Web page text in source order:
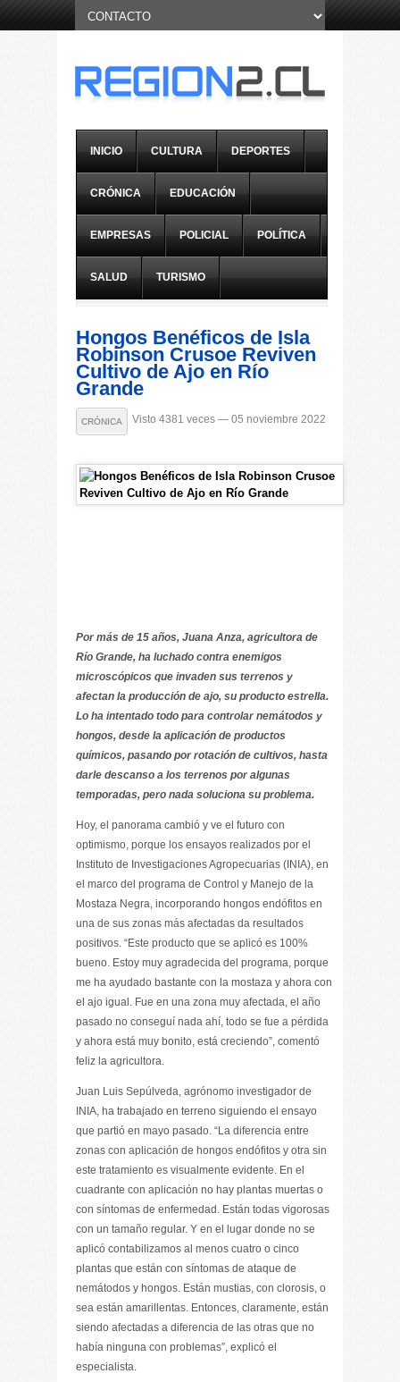
INICIO CULTURA DEPORTES
CRÓNICA EDUCACIÓN
EMPRESAS POLICIAL POLÍTICA
SALUD TURISMO
Hongos Benéficos de Isla
Robinson Crusoe Reviven
Cultivo de Ajo en Río
Grande
CRÓNICA Visto 4381 veces — 05 noviembre 2022
Por más de 15 años, Juana Anza, agricultora de
Río Grande, ha luchado contra enemigos
microscópicos que invaden sus terrenos y
afectan la producción de ajo, su producto estrella.
Lo ha intentado todo para controlar nemátodos y
hongos, desde la aplicación de productos
químicos, pasando por rotación de cultivos, hasta
darle descanso a los terrenos por algunas
temporadas, pero nada soluciona su problema.
Hoy, el panorama cambió y ve el futuro con
optimismo, porque los ensayos realizados por el
Instituto de Investigaciones Agropecuarias (INIA), en
el marco del programa de Control y Manejo de la
Mostaza Negra, incorporando hongos endófitos en
una de sus zonas más afectadas da resultados
positivos. “Este producto que se aplicó es 100%
bueno. Estoy muy agradecida del programa, porque
me ha ayudado bastante con la mostaza y ahora con
el ajo igual. Fue en una zona muy afectada, el año
pasado no conseguí nada ahí, todo se fue a pérdida
y ahora está muy bonito, está creciendo”, comentó
feliz la agricultora.
Juan Luis Sepúlveda, agrónomo investigador de
INIA, ha trabajado en terreno siguiendo el ensayo
que partió en mayo pasado. “La diferencia entre
zonas con aplicación de hongos endófitos y otra sin
este tratamiento es visualmente evidente. En el
cuadrante con aplicación no hay plantas muertas o
con síntomas de enfermedad. Están todas vigorosas
con un tamaño regular. Y en el lugar donde no se
aplicó contabilizamos al menos cuatro o cinco
plantas que están con síntomas de ataque de
nemátodos y hongos. Están mustias, con clorosis, o
sea están amarillentas. Entonces, claramente, están
siendo afectadas a diferencia de las otras que no
había ninguna con problemas”, explicó el
especialista.